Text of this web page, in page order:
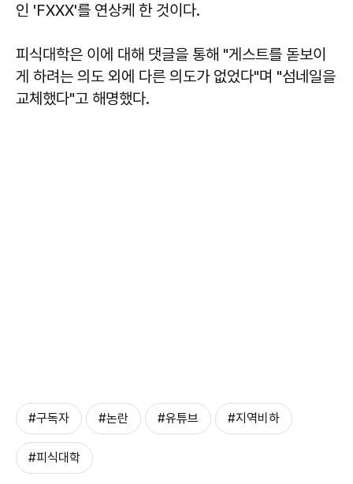
인 'FXXX'를 연상케 한 것이다.
피식대학은 이에 대해 댓글을 통해 "게스트를 돋보이
게 하려는 의도 외에 다른 의도가 없었다"며 "섬네일을
교체했다"고 해명했다.
#구독자 #논란 #유튜브 #지역비하
#피식대학